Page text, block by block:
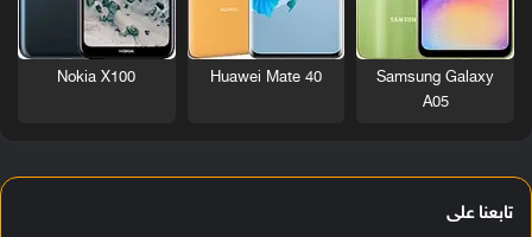
Samsung Galaxy
A05
Huawei Mate 40
Nokia X100
تابعنا على